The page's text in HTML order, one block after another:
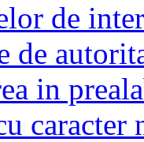
de
de
in
caracter